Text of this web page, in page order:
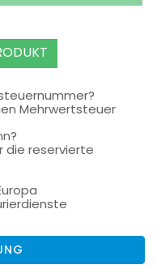
Mehrwertsteuer
die reservierte